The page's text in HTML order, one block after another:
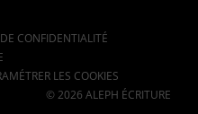
CONFIDENTIALITÉ
LES COOKIES
© 2026 ALEPH ÉCRITURE